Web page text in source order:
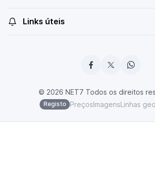
Links úteis
© 2026 NET7 Todos os direitos
Registo PreçosImagensLinhas